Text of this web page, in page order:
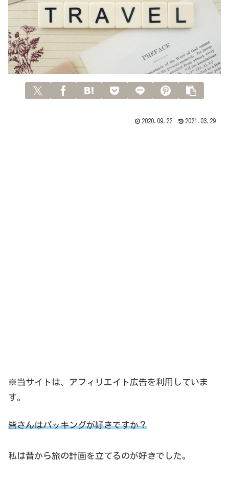
2020.09.22 2021.03.29
※当サイトは、アフィリエイト広告を利用していま
す。
皆さんはパッキングが好きですか？
私は昔から旅の計画を立てるのが好きでした。